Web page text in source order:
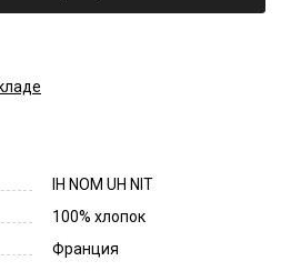
IH NOM UH NIT
100% хлопок
Франция